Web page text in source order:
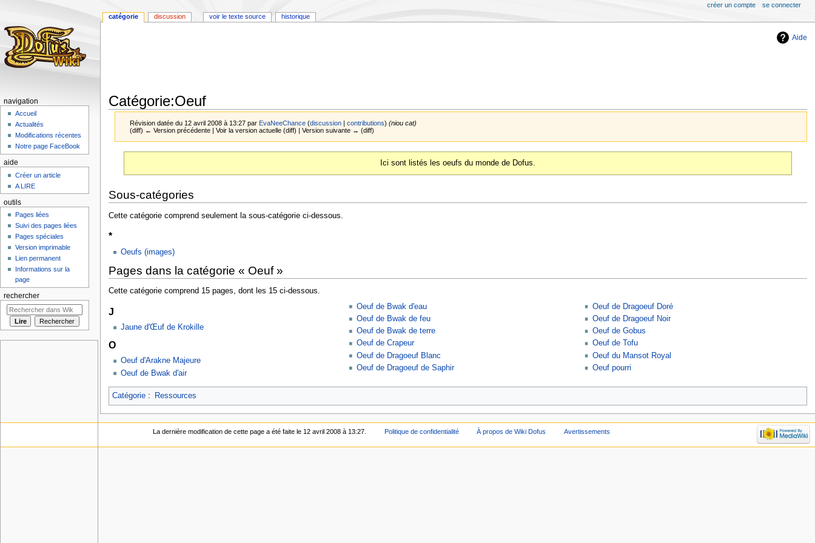
Aide
Catégorie:Oeuf
Révision datée du 12 avril 2008 à 13:27 parEvaNeeChance (discussion |contributions) (niou cat)
(diff) ← Version précédente | Voir la version actuelle (diff) | Version suivante → (diff)
navigation
recherche
Ici sont listés les oeufs du monde de Dofus.
Sous-catégories
Cette catégorie comprend seulement la sous-catégorie ci-dessous.
*
Oeufs (images)
Pages dans la catégorie « Oeuf »
Cette catégorie comprend 15 pages, dont les 15 ci-dessous.
J
Jaune d'Œuf de Krokille
O
Oeuf d'Arakne Majeure
Oeuf de Bwak d'air
Oeuf de Bwak d'eau
Oeuf de Bwak de feu
Oeuf de Bwak de terre
Oeuf de Crapeur
Oeuf de Dragoeuf Blanc
Oeuf de Dragoeuf de Saphir
Oeuf de Dragoeuf Doré
Oeuf de Dragoeuf Noir
Oeuf de Gobus
Oeuf de Tofu
Oeuf du Mansot Royal
Oeuf pourri
Catégorie: Ressources
catégorie discussion voir le texte source historique
créer un compte se connecter
navigation
Accueil
Actualités
Modifications récentes
Notre page FaceBook
aide
Créer un article
A LIRE
outils
Pages liées
Suivi des pages liées
Pages spéciales
Version imprimable
Lien permanent
Informations sur la
page
rechercher
La dernière modification de cette page a été faite le 12 avril 2008 à 13:27. Politique de confidentialité À propos de Wiki Dofus Avertissements